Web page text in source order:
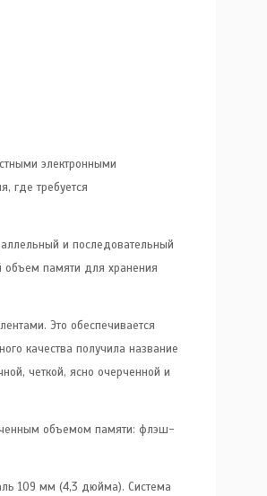
электронными
где требуется
и последовательный
объем памяти для хранения
Это обеспечивается
качества получила название
четкой, ясно очерченной и
объемом памяти: флэш-
109 мм (4,3 дюйма). Система